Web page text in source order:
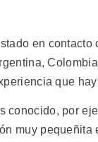
en contacto
que
conocido, por
muy pequeñita